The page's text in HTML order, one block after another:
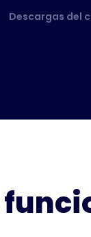
Descargas del